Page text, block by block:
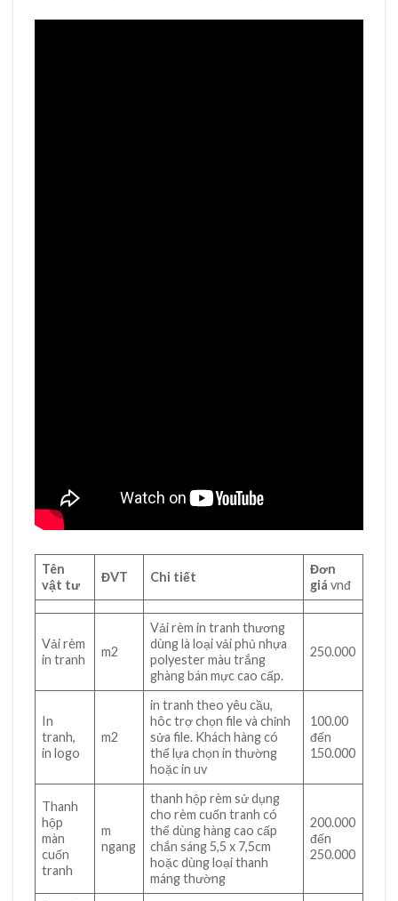
Tên
vật tư
ĐVT Chi tiết
Đơn
giá vnđ
Vải rèm
in tranh
m2
Vải rèm in tranh thương
dùng là loại vải phủ nhựa
polyester màu trắng
ghàng bán mực cao cấp.
250.000
In
tranh,
in logo
m2
in tranh theo yêu cầu,
hôc trợ chọn file và chỉnh
sửa file. Khách hàng có
thể lựa chọn in thường
hoặc in uv
100.00
đến
150.000
Thanh
hộp
màn
cuốn
tranh
m
ngang
thanh hộp rèm sử dụng
cho rèm cuốn tranh có
thể dùng hàng cao cấp
chắn sáng 5,5 x 7,5cm
hoặc dùng loại thanh
máng thường
200.000
đến
250.000